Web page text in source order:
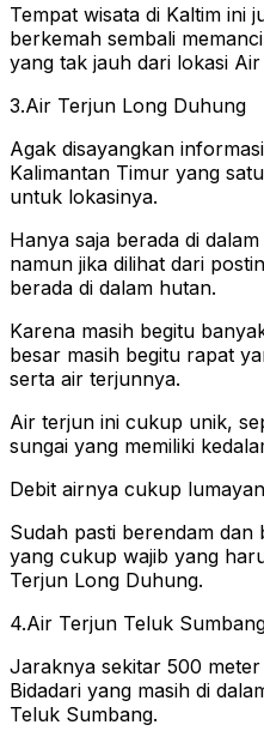
Tempat wisata di Kaltim ini
berkemah sembali
yang tak jauh dari lokasi
3.Air Terjun Long Duhung
Agak disayangkan
Kalimantan Timur yang
untuk lokasinya.
Hanya saja berada di
namun jika dilihat dari
berada di dalam hutan.
Karena masih begitu
besar masih begitu rapat
serta air terjunnya.
Air terjun ini cukup unik,
sungai yang memiliki
Debit airnya cukup
Sudah pasti berendam dan
yang cukup wajib yang
Terjun Long Duhung.
4.Air Terjun Teluk
Jaraknya sekitar 500
Bidadari yang masih di
Teluk Sumbang.